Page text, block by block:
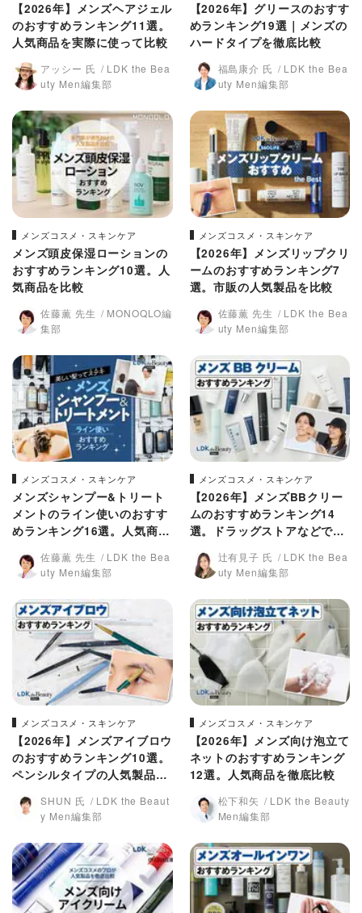
【2026年】メンズヘアジェル
のおすすめランキング11選。
人気商品を実際に使って比較
アッシー 氏
LDK the Bea
uty Men編集部
【2026年】グリースのおすす
めランキング19選｜メンズの
ハードタイプを徹底比較
福島康介 氏
LDK the Bea
uty Men編集部
メンズコスメ・スキンケア
メンズ頭皮保湿ローションの
おすすめランキング10選。人
気商品を比較
佐藤薫 先生
MONOQLO編
集部
メンズコスメ・スキンケア
【2026年】メンズリップクリ
ームのおすすめランキング7
選。市販の人気製品を比較
佐藤薫 先生
LDK the Bea
uty Men編集部
メンズコスメ・スキンケア
メンズシャンプー&トリート
メントのライン使いのおすす
めランキング16選。人気商品
佐藤薫 先生
LDK the Bea
uty Men編集部
メンズコスメ・スキンケア
【2026年】メンズBBクリー
ムのおすすめランキング14
選。ドラッグストアなどで買
比較
辻有見子 氏
LDK the Bea
uty Men編集部
メンズコスメ・スキンケア
【2026年】メンズアイブロウ
のおすすめランキング10選。
ペンシルタイプの人気製品を
SHUN 氏
LDK the Beaut
y Men編集部
メンズコスメ・スキンケア
【2026年】メンズ向け泡立て
ネットのおすすめランキング
12選。人気商品を徹底比較
松下和矢
LDK the Beauty
Men編集部